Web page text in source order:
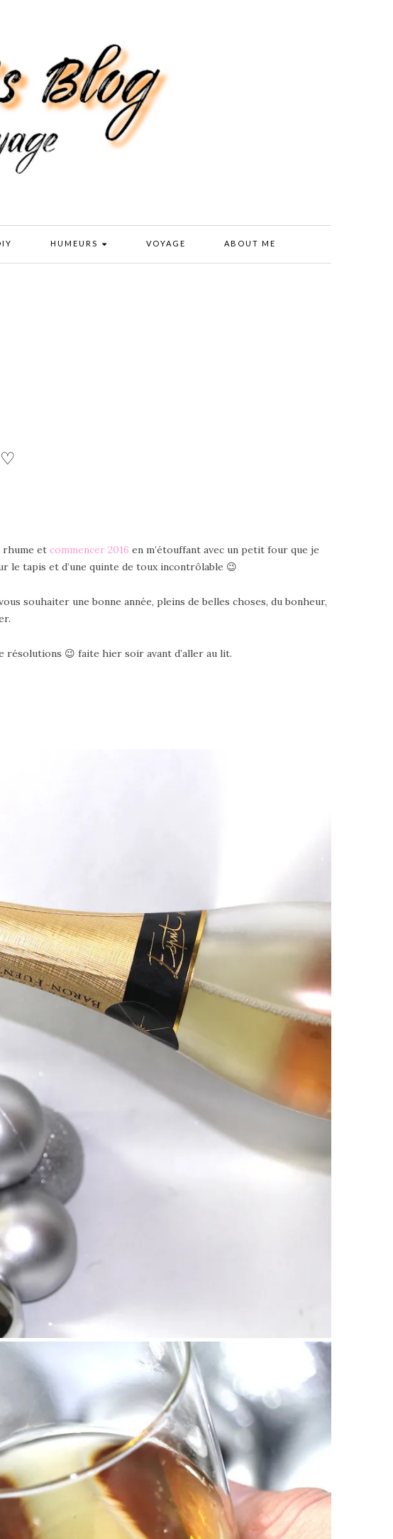
HUMEURS VOYAGE ABOUT ME
♡
rhume et commencer 2016 en m’étouffant avec un petit four que je
le tapis et d’une quinte de toux incontrôlable 😉
souhaiter une bonne année, pleins de belles choses, du bonheur,
résolutions 😉 faite hier soir avant d’aller au lit.